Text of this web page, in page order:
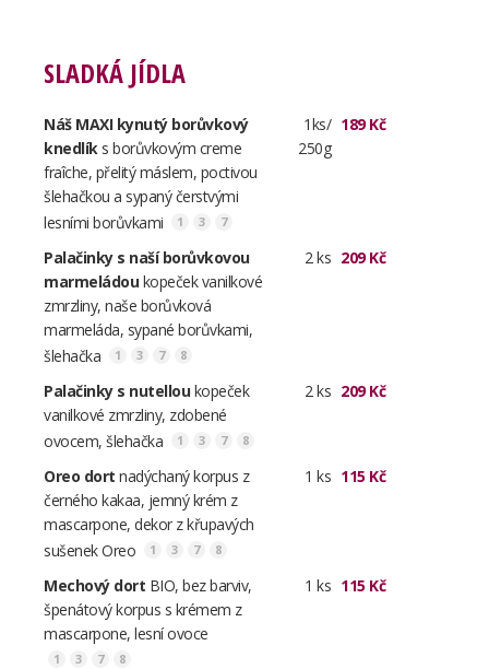
SLADKÁ JÍDLA
Náš MAXI kynutý borůvkový
knedlíks borůvkovým creme
fraîche, přelitý máslem, poctivou
šlehačkou a sypaný čerstvými
lesními borůvkami
1ks/
250g
189 Kč
1 3 7
Palačinky s naší borůvkovou
marmeládoukopeček vanilkové
zmrzliny, naše borůvková
marmeláda, sypané borůvkami,
šlehačka
2 ks 209 Kč
1 3 7 8
Palačinky s nutelloukopeček
vanilkové zmrzliny, zdobené
ovocem, šlehačka
2 ks 209 Kč
1 3 7 8
Oreo dort nadýchaný korpus z
černého kakaa, jemný krém z
mascarpone, dekor z křupavých
sušenek Oreo
1 ks 115 Kč
1 3 7 8
Mechový dort BIO, bez barviv,
špenátový korpus s krémem z
mascarpone, lesní ovoce
1 ks 115 Kč
1 3 7 8